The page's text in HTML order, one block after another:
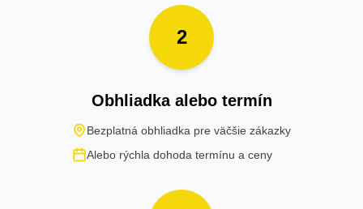
2
Obhliadka alebo termín
Bezplatná obhliadka pre väčšie zákazky
Alebo rýchla dohoda termínu a ceny